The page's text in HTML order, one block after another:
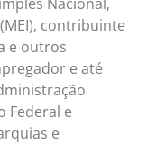
contribuinte
e outros
e até
Federal e
e